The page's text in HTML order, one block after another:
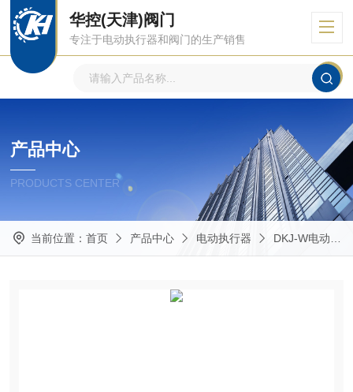
华控(天津)阀门
专注于电动执行器和阀门的生产销售
产品中心
PRODUCTS CENTER
当前位置： 首页 产品中心 电动执行器 DKJ-W电动执行器